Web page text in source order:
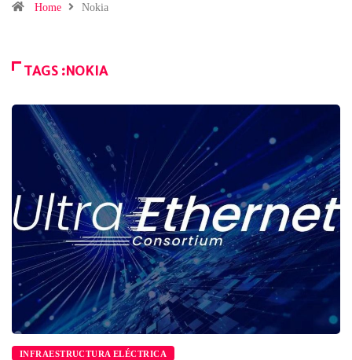
Home Nokia
TAGS :NOKIA
INFRAESTRUCTURA ELÉCTRICA